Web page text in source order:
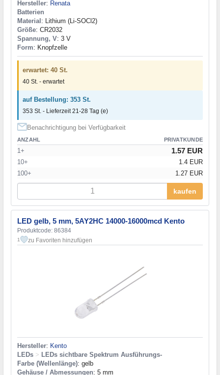
Hersteller: Renata
Batterien
Material : Lithium (Li-SOCl2)
Größe: CR2032
Spannung, V: 3 V
Form: Knopfzelle
erwartet: 40 St.
40 St. - erwartet
auf Bestellung: 353 St.
353 St. - Lieferzeit 21-28 Tag (e)
Benachrichtigung bei Verfügbarkeit
ANZAHL PRIVATKUNDE
1+ 1.57 EUR
10+
1.4 EUR
100+
1.27 EUR
kaufen
LED gelb, 5 mm, 5AY2HC 14000-16000mcd Kento
Produktcode: 86384
1 zu Favoriten hinzufügen
Hersteller: Kento
LEDs > LEDs sichtbare Spektrum Ausführungs-
Farbe (Wellenlänge): gelb
Gehäuse / Abmessungen: 5 mm